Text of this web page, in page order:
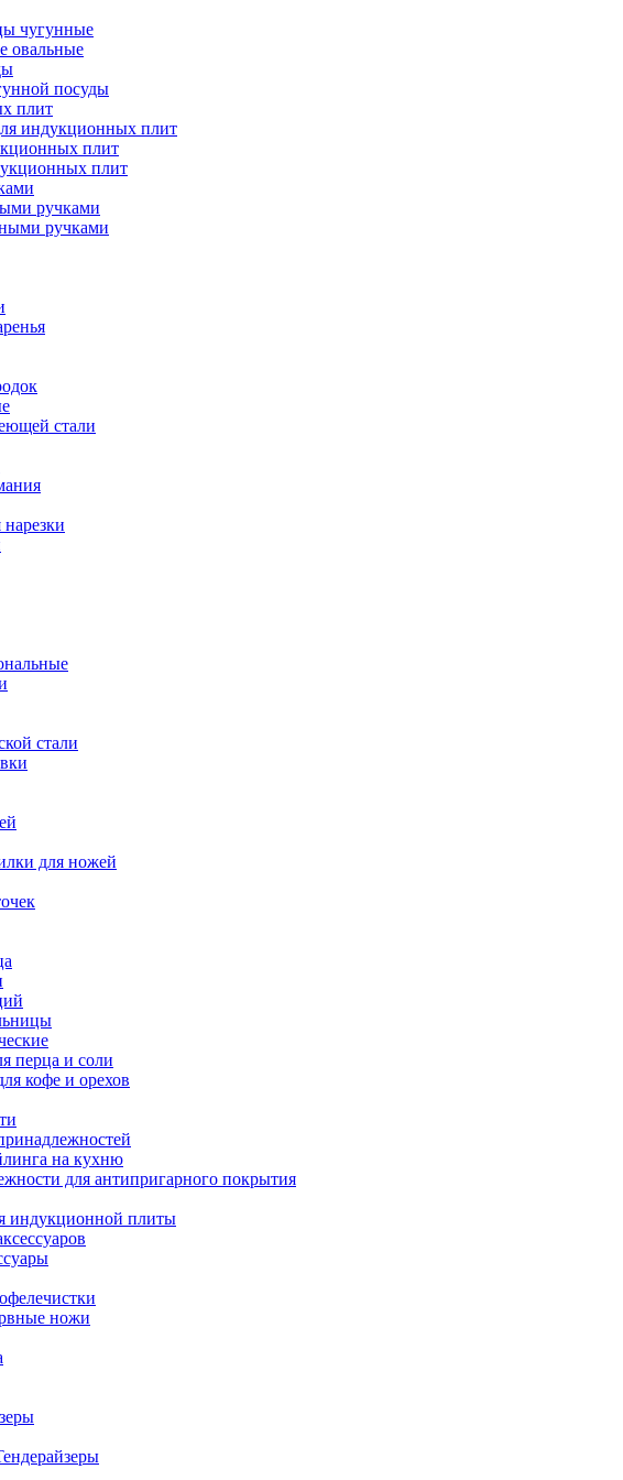
чугунные
овальные
посуды
плит
индукционных плит
плит
плит
ручками
ручками
стали
стали
для ножей
перца и соли
кофе и орехов
на кухню
для антипригарного покрытия
индукционной плиты
ножи